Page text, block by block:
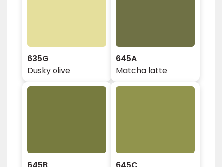
635G
Dusky olive
645A
Matcha latte